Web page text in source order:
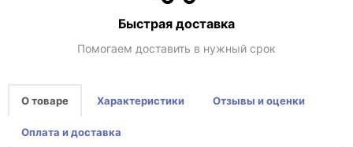
Быстрая доставка
Помогаем доставить в нужный срок
О товаре Характеристики Отзывы и оценки
Оплата и доставка